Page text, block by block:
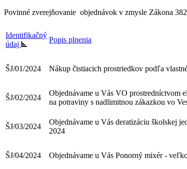
Povinné zverejňovanie objednávok v zmysle Zákona
Identifikačný
údaj
Popis plnenia
ŠJ/01/2024 Nákup čistiacich prostriedkov podľa
ŠJ/02/2024
Objednávame u Vás VO prostredníctvom
na potraviny s nadlimitnou zákazkou vo
ŠJ/03/2024
Objednávame u Vás deratizáciu školskej
2024
ŠJ/04/2024 Objednávame u Vás Ponorný mixér -